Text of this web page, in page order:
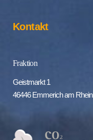
Kontakt
Fraktion
Geistmarkt 1
46446 Emmerich am Rhein